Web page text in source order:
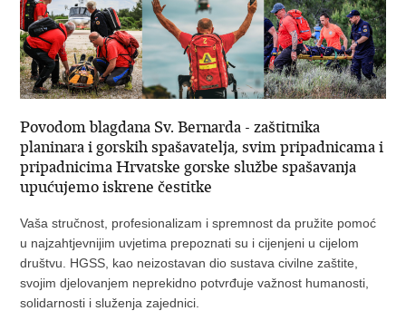
Povodom blagdana Sv. Bernarda - zaštitnika
planinara i gorskih spašavatelja, svim pripadnicama i
pripadnicima Hrvatske gorske službe spašavanja
upućujemo iskrene čestitke
Vaša stručnost, profesionalizam i spremnost da pružite pomoć
u najzahtjevnijim uvjetima prepoznati su i cijenjeni u cijelom
društvu. HGSS, kao neizostavan dio sustava civilne zaštite,
svojim djelovanjem neprekidno potvrđuje važnost humanosti,
solidarnosti i služenja zajednici.